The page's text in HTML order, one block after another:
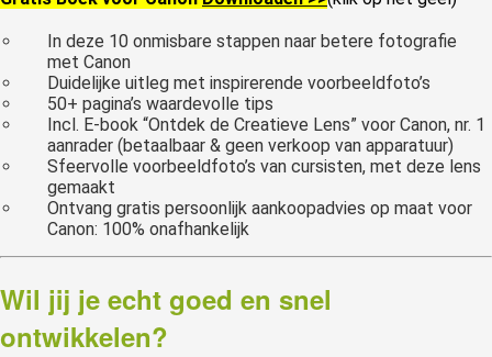
In deze 10 onmisbare stappen naar betere fotografie
met Canon
Duidelijke uitleg met inspirerende voorbeeldfoto’s
50+ pagina’s waardevolle tips
Incl. E-book “Ontdek de Creatieve Lens” voor Canon, nr. 1
aanrader (betaalbaar & geen verkoop van apparatuur)
Sfeervolle voorbeeldfoto’s van cursisten, met deze lens
gemaakt
Ontvang gratis persoonlijk aankoopadvies op maat voor
Canon: 100% onafhankelijk
Wil jij je echt goed en snel
ontwikkelen?